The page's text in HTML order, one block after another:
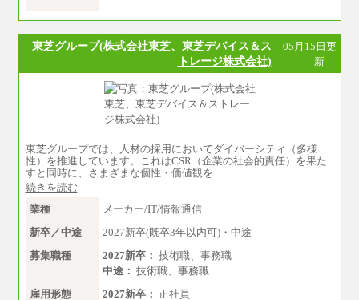
全職種共通
初任給／月給263,000円～
※居住地、年齢により異なります。
※この他に、該当する場合は各種手当が支給さ
れます。
※試用期間中も給与に変更はございません
東芝グループ(株式会社東芝、東芝デバイス＆ス
トレージ株式会社)
05月15日更
新
東芝グループでは、人材の採用においてダイバーシティ（多様
性）を推進しています。これはCSR（企業の社会的責任）を果た
すと同時に、さまざまな個性・価値観を…
続きを読む
業種
メーカー/IT/情報通信
新卒／中途
2027新卒(既卒3年以内可)・中途
募集職種
2027新卒： 技術職、事務職
中途： 技術職、事務職
雇用形態
2027新卒： 正社員